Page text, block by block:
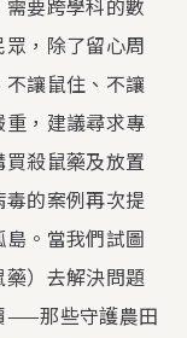
要跨學科的數
，除了留心周
讓鼠住、不讓
，建議尋求專
殺鼠藥及放置
的案例再次提
。當我們試圖
）去解決問題
——那些守護農田